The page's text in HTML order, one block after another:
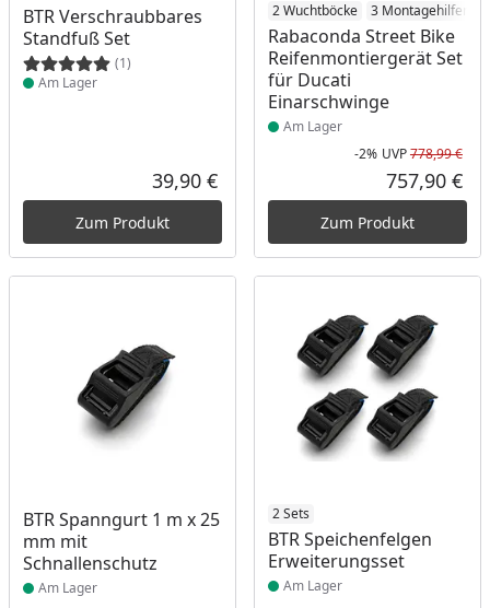
BTR Verschraubbares
Standfuß Set
(1)
Produkt am Lager
Am Lager
Aktueller Preis
39,90 €
Zum Produkt
2 Wuchtböcke 3 Montagehilfen
Rabaconda Street Bike
Reifenmontiergerät Set
für Ducati
Einarschwinge
Produkt am Lager
Am Lager
-2% UVP778,99 €
757,90 €
Zum Produkt
BTR Spanngurt 1 m x 25
mm mit
Schnallenschutz
Produkt am Lager
Am Lager
2 Sets
BTR Speichenfelgen
Erweiterungsset
Produkt am Lager
Am Lager